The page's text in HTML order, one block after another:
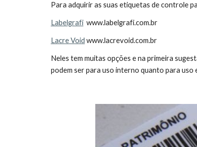
Para adquirir as suas etiquetas de controle
Labelgrafiwww.labelgrafi.com.br
Lacre Void www.lacrevoid.com.br
Neles tem muitas opções e na primeira
podem ser para uso interno quanto para